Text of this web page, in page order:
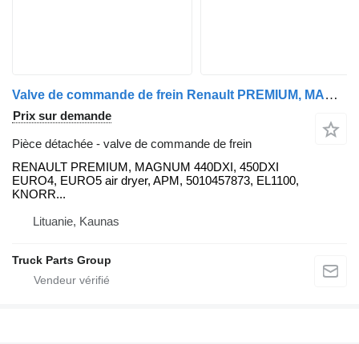
Valve de commande de frein Renault PREMIUM, MAGNUM 440DXI, 450DXI EURO4, EURO5 air dryer, APM, 5010 RENAULT pour tracteur routier Renault RENAULT PREMIUM, MAGNUM 440DXI, 450DXI EURO4, EURO5 air dryer, APM, 5010457873, EL1100, KNORR-BREMSE, K105906N50, K020741, K079182N50, K020741N50, K020741X50, 7421778549, 7421743619, 7421788090, 7421788092, 7421778549, 7421743619, 7421788090, 7421788092, K020741N50 Knorr, K020741N50, EL2100, 21779002, 10207410, 7421788090, 7421788090, 4047755122409, 7421743619, 7421352785, 7421743619, 7421788090, 7421352785 7421743619, 7421788090, EL1100, II40086FC56, K020741N50, K020741X50, K105906N50, 5001866307, 5010457472, 5010457873, 5001866307, 5010457472, 5010457873, 7421352785, 7421743619, 7421778549, 7421788090, 7422277957, 7485003347, 7485013162, 7485013248, 7485013362, 7421352785, 7421743619, 7421778549, 7421788090, 7422277957, 7485003347, 7485013162, 7485013248, 7485013362, 21352797, 21743621, 21778552, 21788093, 22277959
Prix sur demande
Pièce détachée - valve de commande de frein
RENAULT PREMIUM, MAGNUM 440DXI, 450DXI
EURO4, EURO5 air dryer, APM, 5010457873, EL1100,
KNORR...
Lituanie, Kaunas
Truck Parts Group